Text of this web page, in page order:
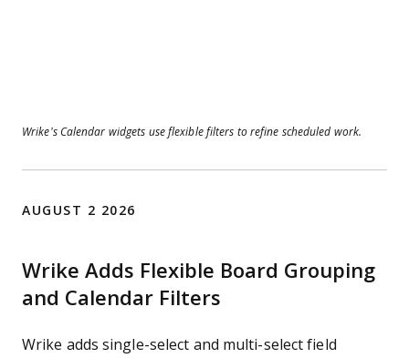
Wrike’s Calendar widgets use flexible filters to refine scheduled work.
AUGUST 2 2026
Wrike Adds Flexible Board Grouping
and Calendar Filters
Wrike adds single-select and multi-select field